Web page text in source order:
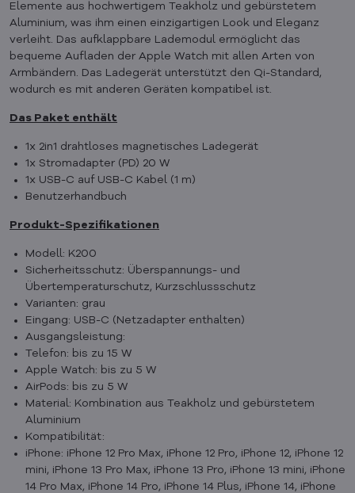
Elemente aus hochwertigem Teakholz und gebürstetem
Aluminium, was ihm einen einzigartigen Look und Eleganz
verleiht. Das aufklappbare Lademodul ermöglicht das
bequeme Aufladen der Apple Watch mit allen Arten von
Armbändern. Das Ladegerät unterstützt den Qi-Standard,
wodurch es mit anderen Geräten kompatibel ist.
Das Paket enthält
1x 2in1 drahtloses magnetisches Ladegerät
1x Stromadapter (PD) 20 W
1x USB-C auf USB-C Kabel (1 m)
Benutzerhandbuch
Produkt-Spezifikationen
Modell: K200
Sicherheitsschutz: Überspannungs- und
Übertemperaturschutz, Kurzschlussschutz
Varianten: grau
Eingang: USB-C (Netzadapter enthalten)
Ausgangsleistung:
Telefon: bis zu 15 W
Apple Watch: bis zu 5 W
AirPods: bis zu 5 W
Material: Kombination aus Teakholz und gebürstetem
Aluminium
Kompatibilität:
iPhone: iPhone 12 Pro Max, iPhone 12 Pro, iPhone 12, iPhone 12
mini, iPhone 13 Pro Max, iPhone 13 Pro, iPhone 13 mini, iPhone
14 Pro Max, iPhone 14 Pro, iPhone 14 Plus, iPhone 14, iPhone